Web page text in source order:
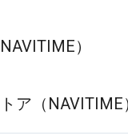
）
ア（NAVITIME